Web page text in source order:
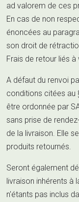
ad valorem de ces
En cas de non
énoncées au
son droit de
Frais de retour liés
A défaut du renvoi
conditions citées au
être ordonnée par
sans prise de
de la livraison. Elle
produits retournés.
Seront également
livraison inhérents à
n'étants pas inclus